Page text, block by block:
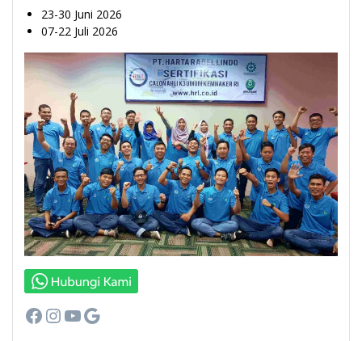
23-30 Juni 2026
07-22 Juli 2026
Facebook
Instagram
YouTube
Google